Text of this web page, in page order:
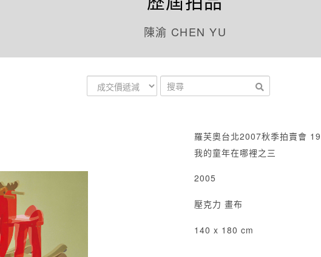
陳渝 CHEN YU
羅芙奧台北2007秋季拍賣會
我的童年在哪裡之三
2005
壓克力 畫布
140 x 180 cm